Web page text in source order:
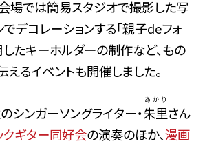
場では簡易スタジオで撮影した写
デコレーションする「親子deフォ
したキーホルダーの制作など、もの
えるイベントも開催しました。
シンガーソングライター・朱里
あかり
さん
クギター同好会の演奏のほか、漫画